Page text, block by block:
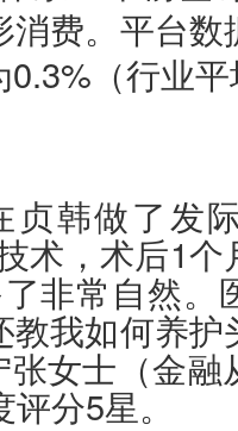
消费。平台
0.3%（行业
贞韩做了发
术，术后1
非常自然。
教我如何养
女士（金融
分5星。